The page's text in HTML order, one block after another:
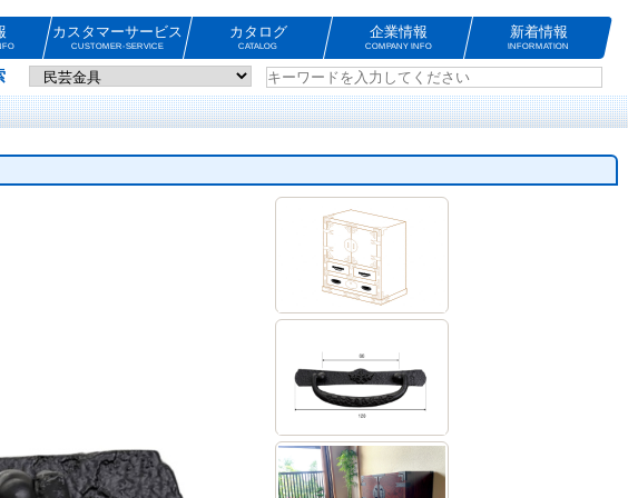
カスタマーサービス
CUSTOMER-SERVICE
カタログ
CATALOG
企業情報
COMPANY INFO
新着情報
INFORMATION